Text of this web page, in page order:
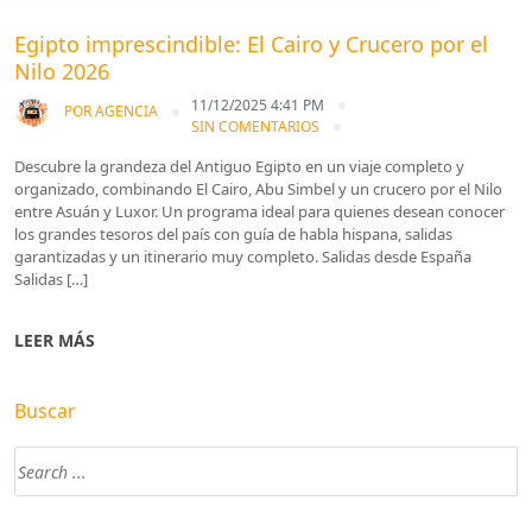
Egipto imprescindible: El Cairo y Crucero por el
Nilo 2026
PORAGENCIA
11/12/2025 4:41 PM
SIN COMENTARIOS
Descubre la grandeza del Antiguo Egipto en un viaje completo y
organizado, combinando El Cairo, Abu Simbel y un crucero por el Nilo
entre Asuán y Luxor. Un programa ideal para quienes desean conocer
los grandes tesoros del país con guía de habla hispana, salidas
garantizadas y un itinerario muy completo. Salidas desde España
Salidas […]
LEER MÁS
Buscar